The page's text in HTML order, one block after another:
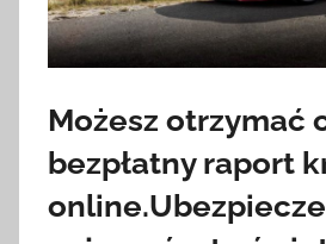
Możesz otrzymać
bezpłatny raport